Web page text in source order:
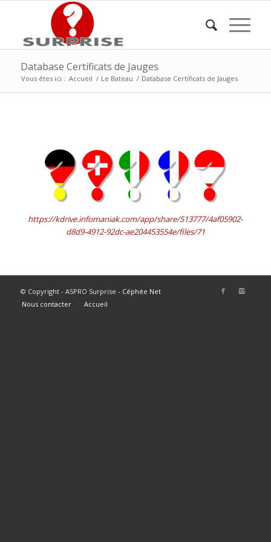
Database Certificats de Jauges
Vous êtes ici : Accueil / Le Bateau / Database Certificats de Jauges
https://kdrive.infomaniak.com/app/share/513777/4af05902-
d8d9-4912-92dc-ae204453554e/files/71
© Copyright - ASPRO Surprise - Céphée Net
Nous contacter
Accueil